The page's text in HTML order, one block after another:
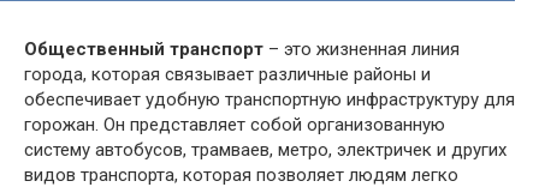
Общественный транспорт – это жизненная линия
города, которая связывает различные районы и
обеспечивает удобную транспортную инфраструктуру для
горожан. Он представляет собой организованную
систему автобусов, трамваев, метро, электричек и других
видов транспорта, которая позволяет людям легко